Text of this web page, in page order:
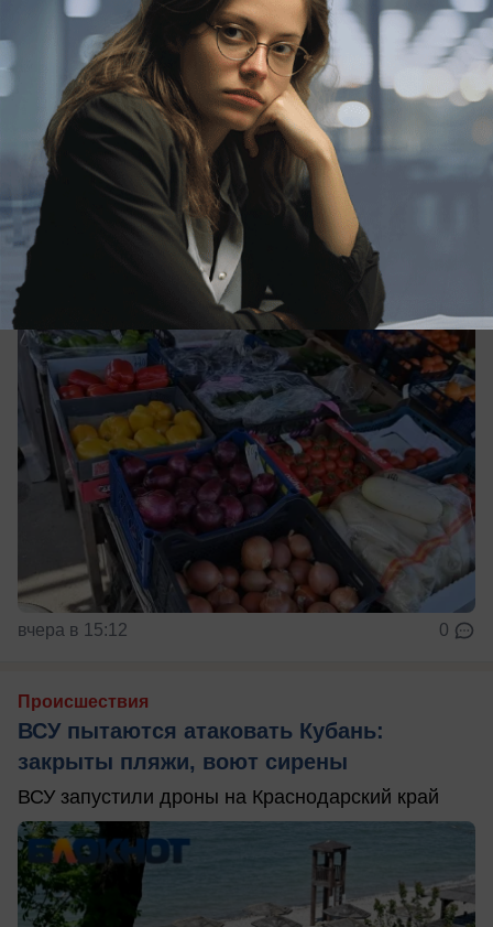
вчера в 17:22 0
Экономика
Цены на овощи покатились вниз в
Краснодарском крае
Топ подешевевших овощей за неделю в
Краснодарском крае
вчера в 15:12 0
Происшествия
ВСУ пытаются атаковать Кубань:
закрыты пляжи, воют сирены
ВСУ запустили дроны на Краснодарский край